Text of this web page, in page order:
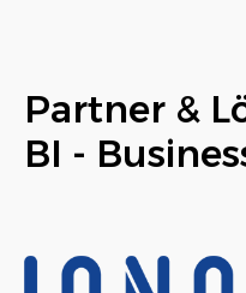
Partner &
BI -